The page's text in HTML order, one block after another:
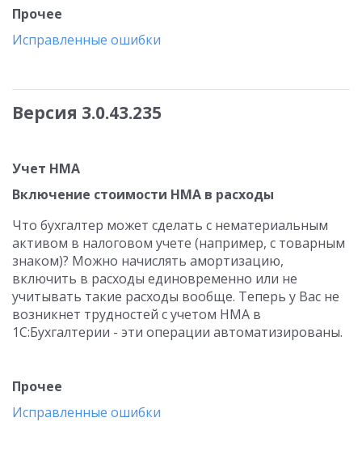
Прочее
Исправленные ошибки
Версия 3.0.43.235
Учет НМА
Включение стоимости НМА в расходы
Что бухгалтер может сделать с нематериальным
активом в налоговом учете (например, с товарным
знаком)? Можно начислять амортизацию,
включить в расходы единовременно или не
учитывать такие расходы вообще. Теперь у Вас не
возникнет трудностей с учетом НМА в
1С:Бухгалтерии - эти операции автоматизированы.
Прочее
Исправленные ошибки